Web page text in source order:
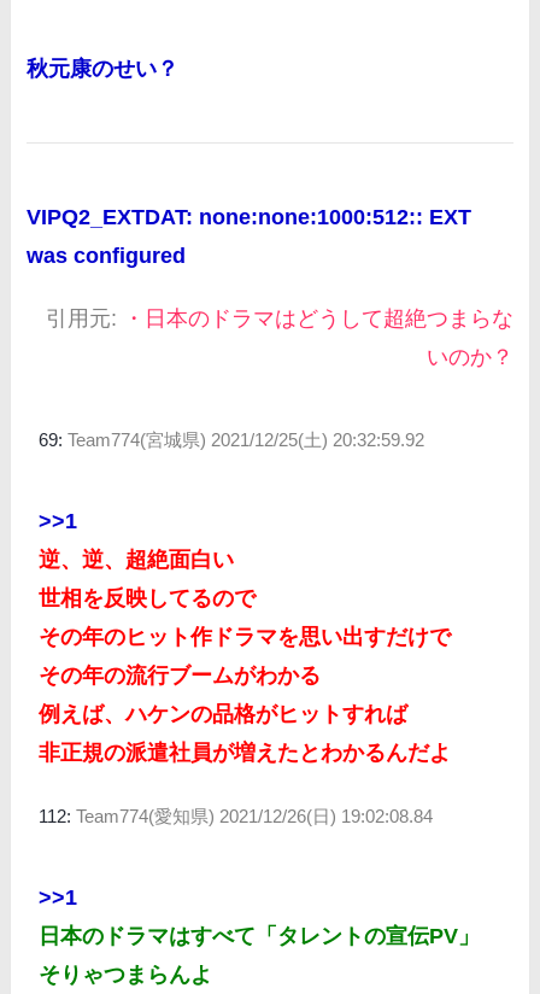
秋元康のせい？
VIPQ2_EXTDAT: none:none:1000:512:: EXT
was configured
引用元:
・日本のドラマはどうして超絶つまらな
いのか？
69:Team774(宮城県) 2021/12/25(土) 20:32:59.92
>>1
逆、逆、超絶面白い
世相を反映してるので
その年のヒット作ドラマを思い出すだけで
その年の流行ブームがわかる
例えば、ハケンの品格がヒットすれば
非正規の派遣社員が増えたとわかるんだよ
112:Team774(愛知県) 2021/12/26(日) 19:02:08.84
>>1
日本のドラマはすべて「タレントの宣伝PV」
そりゃつまらんよ